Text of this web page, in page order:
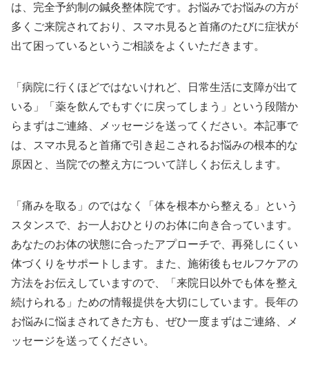
は、完全予約制の鍼灸整体院です。お悩みでお悩みの方が
多くご来院されており、スマホ見ると首痛のたびに症状が
出て困っているというご相談をよくいただきます。
「病院に行くほどではないけれど、日常生活に支障が出て
いる」「薬を飲んでもすぐに戻ってしまう」という段階か
らまずはご連絡、メッセージを送ってください。本記事で
は、スマホ見ると首痛で引き起こされるお悩みの根本的な
原因と、当院での整え方について詳しくお伝えします。
「痛みを取る」のではなく「体を根本から整える」という
スタンスで、お一人おひとりのお体に向き合っています。
あなたのお体の状態に合ったアプローチで、再発しにくい
体づくりをサポートします。また、施術後もセルフケアの
方法をお伝えしていますので、「来院日以外でも体を整え
続けられる」ための情報提供を大切にしています。長年の
お悩みに悩まされてきた方も、ぜひ一度まずはご連絡、メ
ッセージを送ってください。